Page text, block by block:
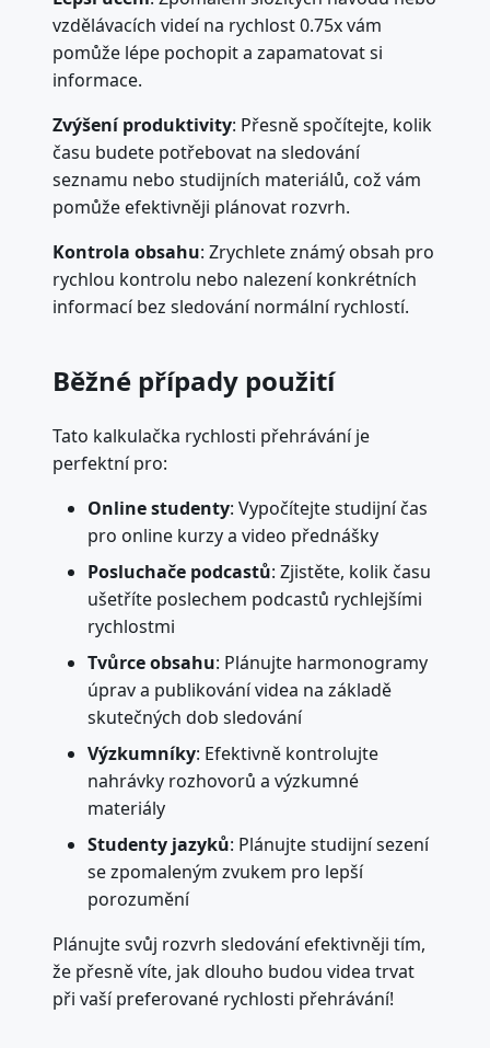
vzdělávacích videí na rychlost 0.75x vám
pomůže lépe pochopit a zapamatovat si
informace.
Zvýšení produktivity: Přesně spočítejte, kolik
času budete potřebovat na sledování
seznamu nebo studijních materiálů, což vám
pomůže efektivněji plánovat rozvrh.
Kontrola obsahu: Zrychlete známý obsah pro
rychlou kontrolu nebo nalezení konkrétních
informací bez sledování normální rychlostí.
Běžné případy použití
Tato kalkulačka rychlosti přehrávání je
perfektní pro:
Online studenty: Vypočítejte studijní čas
pro online kurzy a video přednášky
Posluchače podcastů: Zjistěte, kolik času
ušetříte poslechem podcastů rychlejšími
rychlostmi
Tvůrce obsahu: Plánujte harmonogramy
úprav a publikování videa na základě
skutečných dob sledování
Výzkumníky: Efektivně kontrolujte
nahrávky rozhovorů a výzkumné
materiály
Studenty jazyků: Plánujte studijní sezení
se zpomaleným zvukem pro lepší
porozumění
Plánujte svůj rozvrh sledování efektivněji tím,
že přesně víte, jak dlouho budou videa trvat
při vaší preferované rychlosti přehrávání!